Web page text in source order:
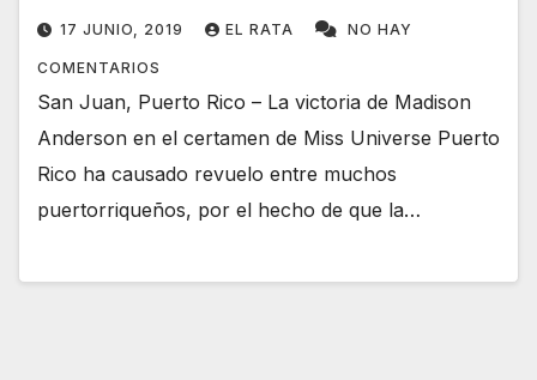
17 JUNIO, 2019 EL RATA NO HAY
COMENTARIOS
San Juan, Puerto Rico – La victoria de Madison
Anderson en el certamen de Miss Universe Puerto
Rico ha causado revuelo entre muchos
puertorriqueños, por el hecho de que la…